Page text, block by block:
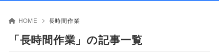
HOME 長時間作業
「長時間作業」の記事一覧